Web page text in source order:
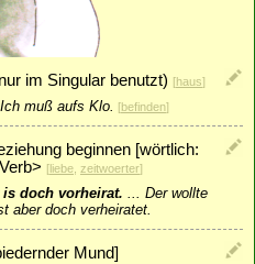
im Singular benutzt) [haus]
Ich muß aufs Klo. [befinden]
beginnen [wörtlich:
[liebe zeitwoerter]
doch vorheirat.
Der wollte
aber doch verheiratet.
Mund]